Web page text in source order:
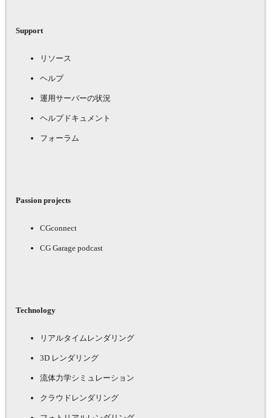
Support
リソース
ヘルプ
運用サーバーの状況
ヘルプドキュメント
フォーラム
Passion projects
CGconnect
CG Garage podcast
Technology
リアルタイムレンダリング
3D レンダリング
流体力学シミュレーション
クラウドレンダリング